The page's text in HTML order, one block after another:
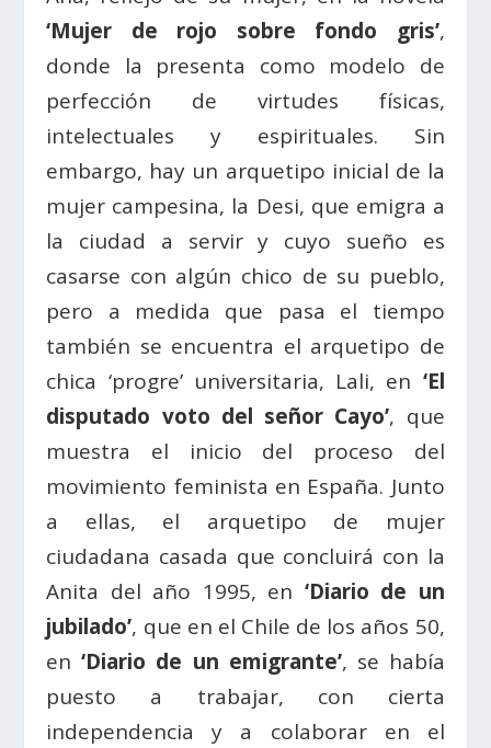
‘Mujer de rojo sobre fondo gris’,
donde la presenta como modelo de
perfección de virtudes físicas,
intelectuales y espirituales. Sin
embargo, hay un arquetipo inicial de la
mujer campesina, la Desi, que emigra a
la ciudad a servir y cuyo sueño es
casarse con algún chico de su pueblo,
pero a medida que pasa el tiempo
también se encuentra el arquetipo de
chica ‘progre’ universitaria, Lali, en ‘El
disputado voto del señor Cayo’, que
muestra el inicio del proceso del
movimiento feminista en España. Junto
a ellas, el arquetipo de mujer
ciudadana casada que concluirá con la
Anita del año 1995, en ‘Diario de un
jubilado’, que en el Chile de los años 50,
en‘Diario de un emigrante’, se había
puesto a trabajar, con cierta
independencia y a colaborar en el